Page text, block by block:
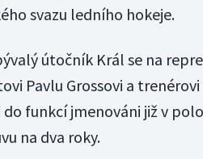
svazu ledního hokeje.
útočník Král se na
Pavlu Grossovi a
funkcí jmenováni již v
na dva roky.